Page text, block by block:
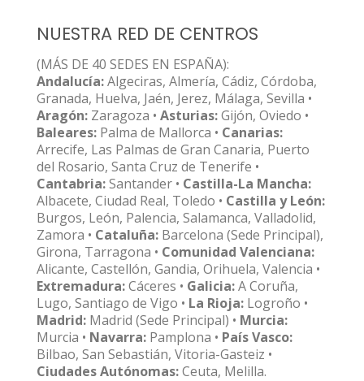
NUESTRA RED DE CENTROS
(MÁS DE 40 SEDES EN ESPAÑA):
Andalucía:Algeciras, Almería, Cádiz, Córdoba,
Granada, Huelva, Jaén, Jerez, Málaga, Sevilla •
Aragón: Zaragoza • Asturias:Gijón, Oviedo •
Baleares: Palma de Mallorca • Canarias:
Arrecife, Las Palmas de Gran Canaria, Puerto
del Rosario, Santa Cruz de Tenerife •
Cantabria:Santander • Castilla-La Mancha:
Albacete, Ciudad Real, Toledo • Castilla y León:
Burgos, León, Palencia, Salamanca, Valladolid,
Zamora • Cataluña: Barcelona (Sede Principal),
Girona, Tarragona • Comunidad Valenciana:
Alicante, Castellón, Gandia, Orihuela, Valencia •
Extremadura:Cáceres • Galicia:A Coruña,
Lugo, Santiago de Vigo • La Rioja: Logroño •
Madrid: Madrid (Sede Principal) • Murcia:
Murcia • Navarra: Pamplona • País Vasco:
Bilbao, San Sebastián, Vitoria-Gasteiz •
Ciudades Autónomas:Ceuta, Melilla.